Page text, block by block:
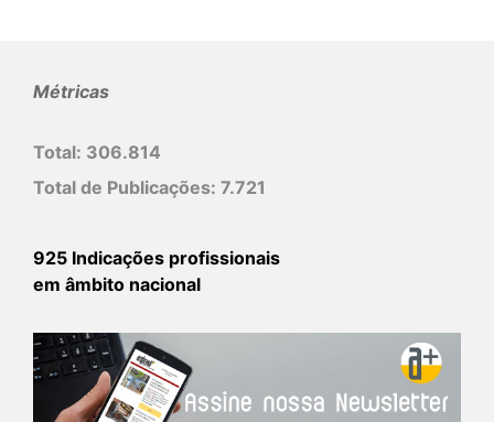
Métricas
Total: 306.814
Total de Publicações: 7.721
925 Indicações profissionais
em âmbito nacional